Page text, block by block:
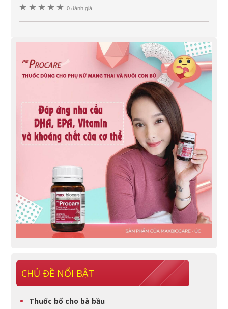
★ ★★★★ 0 đánh giá
CHỦ ĐỀ NỔI BẬT
Thuốc bổ cho bà bầu